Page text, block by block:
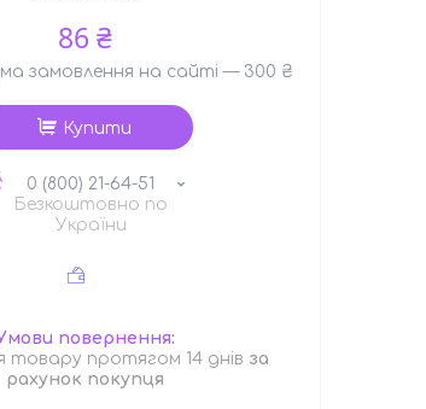
86 ₴
замовлення на сайті — 300 ₴
Купити
0 (800) 21-64-51
Безкоштовно по
України
товару протягом 14 днів за
рахунок покупця